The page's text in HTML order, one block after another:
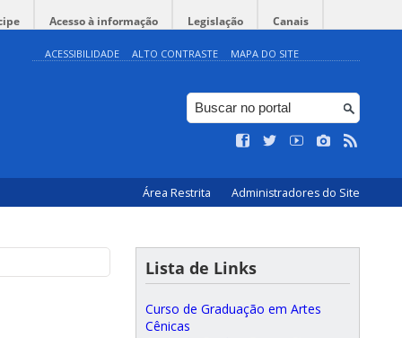
Acesso à informação Legislação Canais
ACESSIBILIDADE ALTO CONTRASTE MAPA DO SITE
Área Restrita Administradores do Site
Lista de Links
Curso de Graduação em Artes
Cênicas